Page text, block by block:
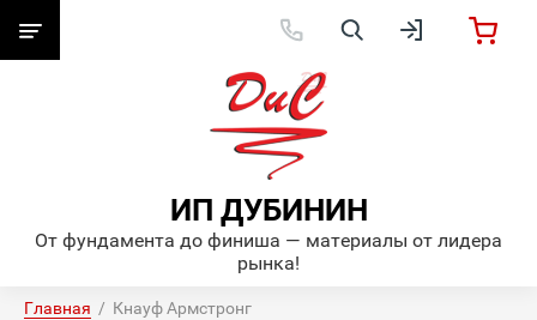
ИП ДУБИНИН
От фундамента до финиша — материалы от лидера
рынка!
Главная
  /  Кнауф Армстронг